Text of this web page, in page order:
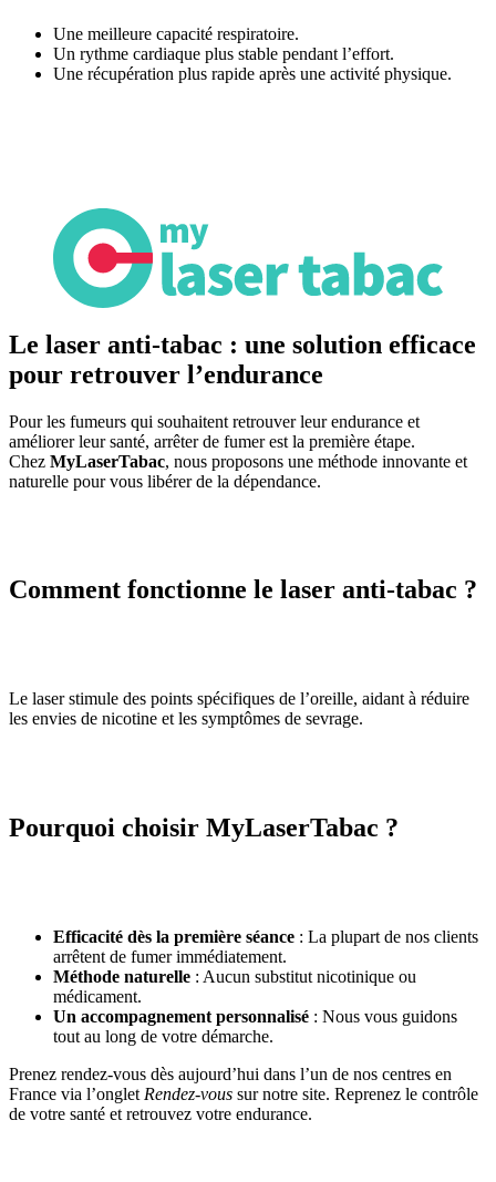
Une meilleure capacité respiratoire.
Un rythme cardiaque plus stable pendant l’effort.
Une récupération plus rapide après une activité physique.
Le laser anti-tabac : une solution efficace
pour retrouver l’endurance
Pour les fumeurs qui souhaitent retrouver leur endurance et
améliorer leur santé, arrêter de fumer est la première étape.
Chez MyLaserTabac, nous proposons une méthode innovante et
naturelle pour vous libérer de la dépendance.
Comment fonctionne le laser anti-tabac ?
Le laser stimule des points spécifiques de l’oreille, aidant à réduire
les envies de nicotine et les symptômes de sevrage.
Pourquoi choisir MyLaserTabac ?
Efficacité dès la première séance : La plupart de nos clients
arrêtent de fumer immédiatement.
Méthode naturelle : Aucun substitut nicotinique ou
médicament.
Un accompagnement personnalisé : Nous vous guidons
tout au long de votre démarche.
Prenez rendez-vous dès aujourd’hui dans l’un de nos centres en
France via l’onglet Rendez-vous sur notre site. Reprenez le contrôle
de votre santé et retrouvez votre endurance.